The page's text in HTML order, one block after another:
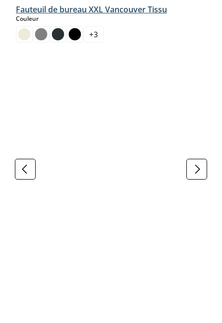
Fauteuil de bureau XXL Vancouver Tissu
Couleurselect
+3